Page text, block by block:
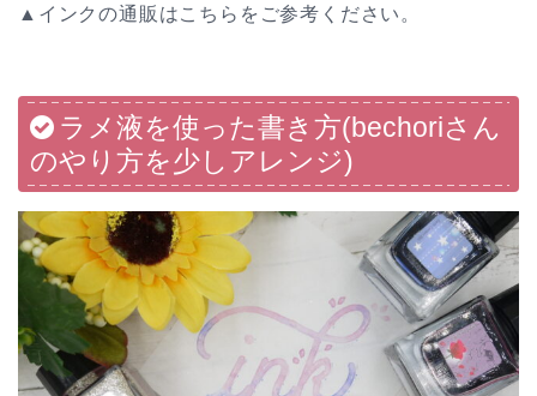
▲インクの通販はこちらをご参考ください。
ラメ液を使った書き方(bechoriさん
のやり方を少しアレンジ)